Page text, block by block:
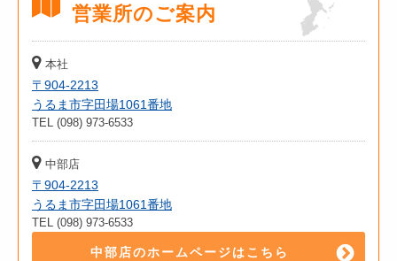
営業所のご案内
本社
〒904-2213
うるま市字田場1061番地
TEL (098) 973-6533
中部店
〒904-2213
うるま市字田場1061番地
TEL (098) 973-6533
中部店のホームページはこちら